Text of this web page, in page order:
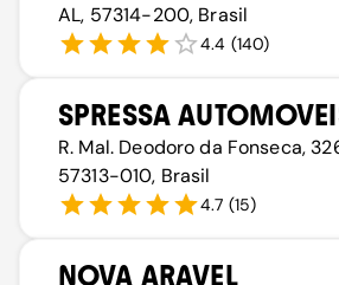
AL, 57314-200, Brasil
4.4 (140)
SPRESSA
R. Mal. Deodoro da Fonseca,
57313-010, Brasil
4.7 (15)
NOVA ARAVEL